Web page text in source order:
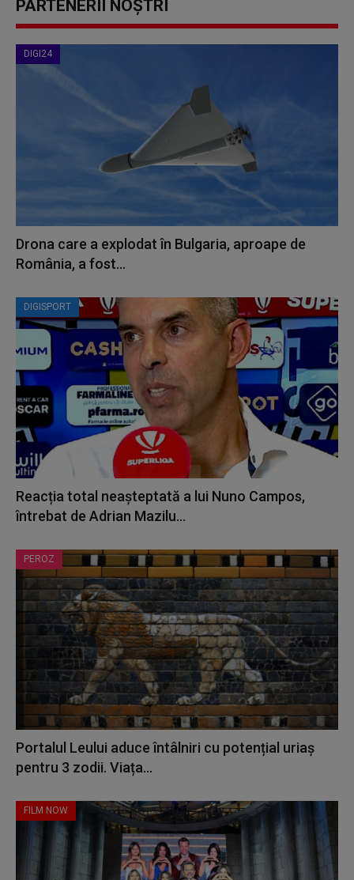
PARTENERII NOȘTRI
DIGI24
Drona care a explodat în Bulgaria, aproape de
România, a fost...
DIGISPORT
Reacția total neașteptată a lui Nuno Campos,
întrebat de Adrian Mazilu...
PEROZ
Portalul Leului aduce întâlniri cu potențial uriaș
pentru 3 zodii. Viața...
FILM NOW